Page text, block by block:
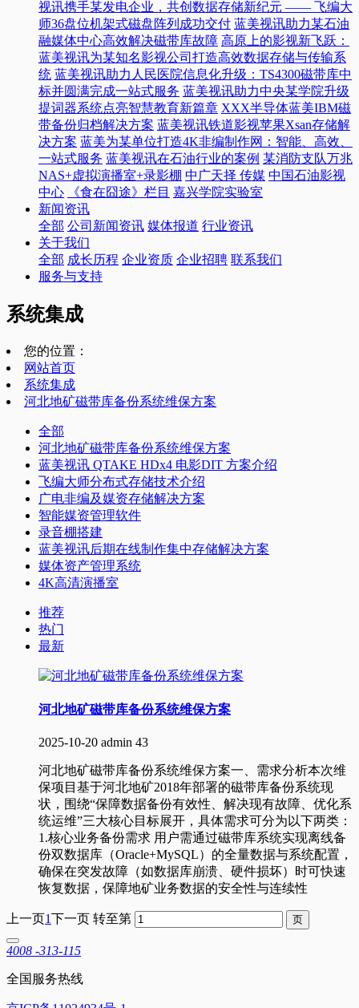
视讯携手某发电企业，共创数据存储新纪元 —— 飞编大
师36盘位机架式磁盘阵列成功交付 蓝美视讯助力某石油
融媒体中心高效解决磁带库故障 高原上的影视新飞跃：
蓝美视讯为某知名影视公司打造高效数据存储与传输系
统 蓝美视讯助力人民医院信息化升级：TS4300磁带库中
标并圆满完成一站式服务 蓝美视讯助力中央某学院升级
提词器系统点亮智慧教育新篇章 XXX半导体蓝美IBM磁
带备份归档解决方案 蓝美视讯铁道影视苹果Xsan存储解
决方案 蓝美为某单位打造4K非编制作网：智能、高效、
一站式服务 蓝美视讯在石油行业的案例 某消防支队万兆
NAS+虚拟演播室+录影棚 中广天择 传媒 中国石油影视
中心
《食在囧途》栏目 嘉兴学院实验室
新闻资讯
全部 公司新闻资讯 媒体报道 行业资讯
关于我们
全部 成长历程 企业资质 企业招聘 联系我们
服务与支持
系统集成
您的位置：
网站首页
系统集成
河北地矿磁带库备份系统维保方案
全部
河北地矿磁带库备份系统维保方案
蓝美视讯 QTAKE HDx4 电影DIT 方案介绍
飞编大师分布式存储技术介绍
广电非编及媒资存储解决方案
智能媒资管理软件
录音棚搭建
蓝美视讯后期在线制作集中存储解决方案
媒体资产管理系统
4K高清演播室
推荐
热门
最新
河北地矿磁带库备份系统维保方案
2025-10-20 admin 43
河北地矿磁带库备份系统维保方案一、需求分析本次维
保项目基于河北地矿2018年部署的磁带库备份系统现
状，围绕“保障数据备份有效性、解决现有故障、优化系
统运维”三大核心目标展开，具体需求可分为以下两类：
1.核心业务备份需求 用户需通过磁带库系统实现离线备
份双数据库（Oracle+MySQL）的全量数据与系统配置，
确保在突发故障（如数据库崩溃、硬件损坏）时可快速
恢复数据，保障地矿业务数据的安全性与连续性
上一页1下一页 转至第
4008 -313-115
全国服务热线